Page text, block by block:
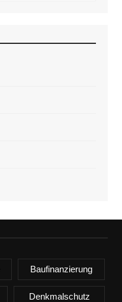
Baufinanzierung
Denkmalschutz